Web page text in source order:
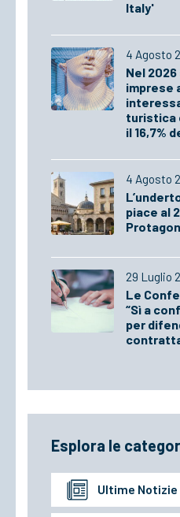
Italy'
4 Agosto
Nel
imprese
turistica
il 16,7%
4 Agosto
piace al
29 Luglio
Le
“Sì a
per
Esplora le
Ultime Notizie